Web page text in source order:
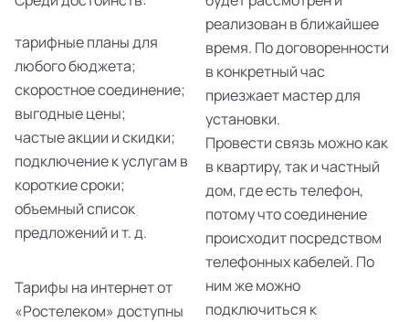
тарифные планы для
любого бюджета;
скоростное соединение;
выгодные цены;
частые акции и скидки;
подключение к услугам в
короткие сроки;
объемный список
предложений и т. д.
Тарифы на интернет от
«Ростелеком» доступны
реализован в ближайшее
время. По договоренности
в конкретный час
приезжает мастер для
установки.
Провести связь можно как
в квартиру, так и частный
дом, где есть телефон,
потому что соединение
происходит посредством
телефонных кабелей. По
ним же можно
подключиться к